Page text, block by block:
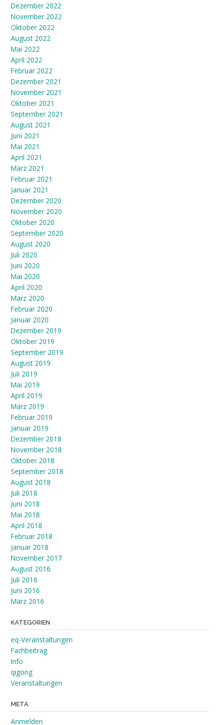
Dezember 2022
November 2022
Oktober 2022
August 2022
Mai 2022
April 2022
Februar 2022
Dezember 2021
November 2021
Oktober 2021
September 2021
August 2021
Juni 2021
Mai 2021
April 2021
März 2021
Februar 2021
Januar 2021
Dezember 2020
November 2020
Oktober 2020
September 2020
August 2020
Juli 2020
Juni 2020
Mai 2020
April 2020
März 2020
Februar 2020
Januar 2020
Dezember 2019
Oktober 2019
September 2019
August 2019
Juli 2019
Mai 2019
April 2019
März 2019
Februar 2019
Januar 2019
Dezember 2018
November 2018
Oktober 2018
September 2018
August 2018
Juli 2018
Juni 2018
Mai 2018
April 2018
Februar 2018
Januar 2018
November 2017
August 2016
Juli 2016
Juni 2016
März 2016
KATEGORIEN
eq-Veranstaltungen
Fachbeitrag
Info
qigong
Veranstaltungen
META
Anmelden